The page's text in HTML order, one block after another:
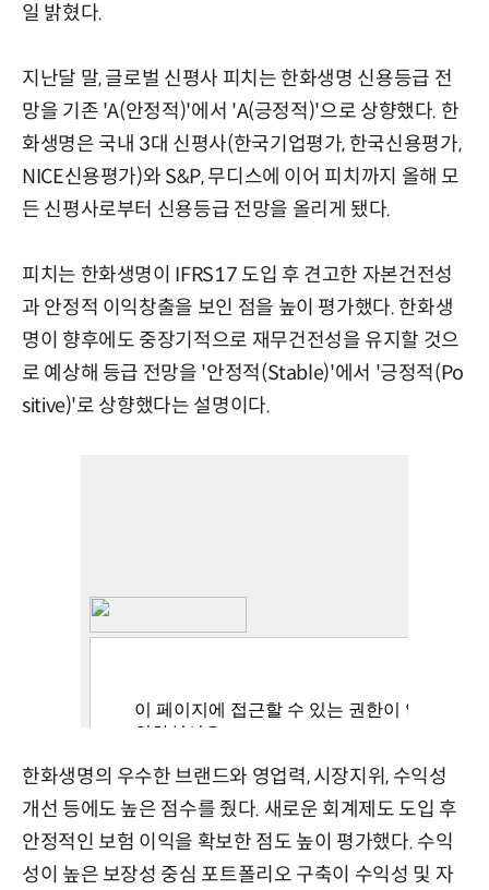
일 밝혔다.
지난달 말, 글로벌 신평사 피치는 한화생명 신용등급 전
망을 기존 'A(안정적)'에서 'A(긍정적)'으로 상향했다. 한
화생명은 국내 3대 신평사(한국기업평가, 한국신용평가,
NICE신용평가)와 S&P, 무디스에 이어 피치까지 올해 모
든 신평사로부터 신용등급 전망을 올리게 됐다.
피치는 한화생명이 IFRS17 도입 후 견고한 자본건전성
과 안정적 이익창출을 보인 점을 높이 평가했다. 한화생
명이 향후에도 중장기적으로 재무건전성을 유지할 것으
로 예상해 등급 전망을 '안정적(Stable)'에서 '긍정적(Po
sitive)'로 상향했다는 설명이다.
한화생명의 우수한 브랜드와 영업력, 시장지위, 수익성
개선 등에도 높은 점수를 줬다. 새로운 회계제도 도입 후
안정적인 보험 이익을 확보한 점도 높이 평가했다. 수익
성이 높은 보장성 중심 포트폴리오 구축이 수익성 및 자